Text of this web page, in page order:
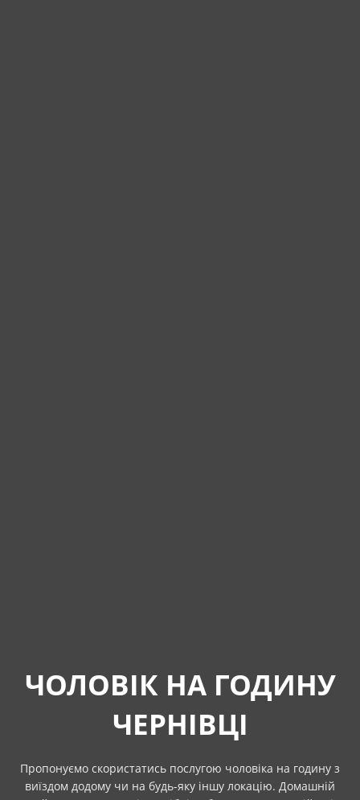
ЧОЛОВІК НА ГОДИНУ
ЧЕРНІВЦІ
Пропонуємо скористатись послугою чоловіка на годину з
виїздом додому чи на будь-яку іншу локацію. Домашній